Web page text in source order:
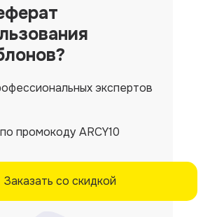
экспертов
промокоду ARCY10
Заказать со скидкой